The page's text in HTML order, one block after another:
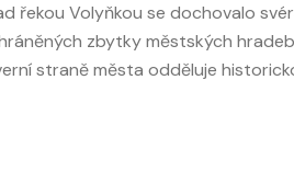
řekou Volyňkou se dochovalo
zbytky městských
straně města odděluje